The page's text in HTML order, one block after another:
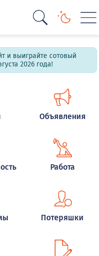
и выиграйте сотовый
2026 года!
Объявления
Работа
Потеряшки